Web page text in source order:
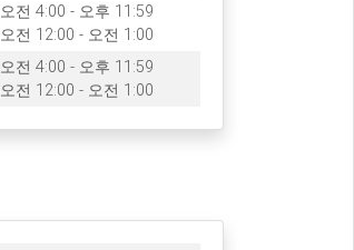
오전 4:00 - 오후 11:59
오전 12:00 - 오전 1:00
오전 4:00 - 오후 11:59
오전 12:00 - 오전 1:00